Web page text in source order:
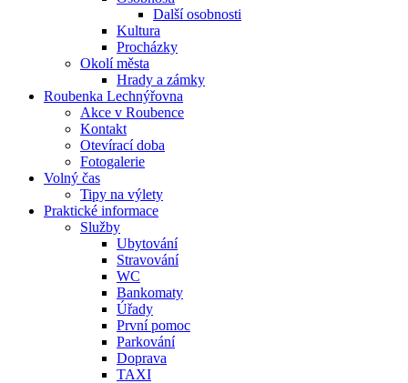
Další osobnosti
Kultura
Procházky
Okolí města
Hrady a zámky
Roubenka Lechnýřovna
Akce v Roubence
Kontakt
Otevírací doba
Fotogalerie
Volný čas
Tipy na výlety
Praktické informace
Služby
Ubytování
Stravování
WC
Bankomaty
Úřady
První pomoc
Parkování
Doprava
TAXI